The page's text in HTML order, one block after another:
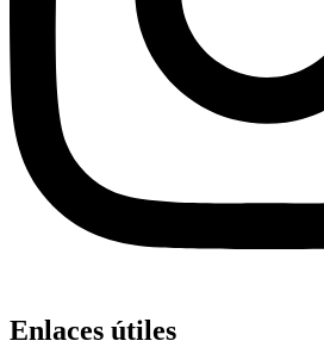
Enlaces útiles